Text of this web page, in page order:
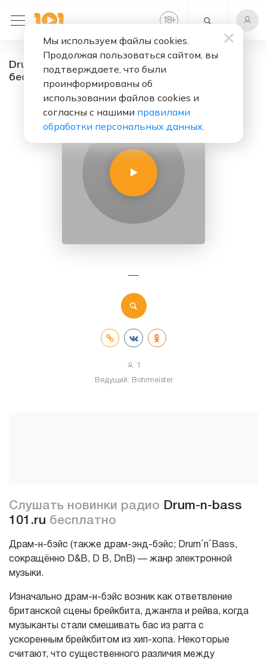
18+
Drum-n-bass 101.ru - радио онлайн. Слушать
бесплатно
—
1
Ведущий: Bohrmeister
Слушать новинки радио Drum-n-bass
101.ru бесплатно
Драм-н-бэйс (также драм-энд-бэйс; Drum´n´Bass,
сокращённо D&B, D B, DnB) — жанр электронной
музыки.
Изначально драм-н-бэйс возник как ответвление
британской сцены брейкбита, джангла и рейва, когда
музыканты стали смешивать бас из рагга с
ускоренным брейкбитом из хип-хопа. Некоторые
считают, что существенного различия между
Мы используем файлы cookies.
Продолжая пользоваться сайтом, вы
подтверждаете, что были
проинформированы об
использовании файлов cookies и
согласны с нашими правилами
обработки персональных данных.